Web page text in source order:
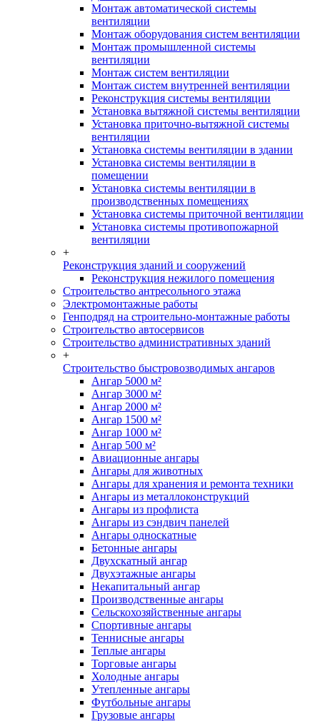
Монтаж автоматической системы
вентиляции
Монтаж оборудования систем вентиляции
Монтаж промышленной системы
вентиляции
Монтаж систем вентиляции
Монтаж систем внутренней вентиляции
Реконструкция системы вентиляции
Установка вытяжной системы вентиляции
Установка приточно-вытяжной системы
вентиляции
Установка системы вентиляции в здании
Установка системы вентиляции в
помещении
Установка системы вентиляции в
производственных помещениях
Установка системы приточной вентиляции
Установка системы противопожарной
вентиляции
+
Реконструкция зданий и сооружений
Реконструкция нежилого помещения
Строительство антресольного этажа
Электромонтажные работы
Генподряд на строительно-монтажные работы
Строительство автосервисов
Строительство административных зданий
+
Строительство быстровозводимых ангаров
Ангар 5000 м²
Ангар 3000 м²
Ангар 2000 м²
Ангар 1500 м²
Ангар 1000 м²
Ангар 500 м²
Авиационные ангары
Ангары для животных
Ангары для хранения и ремонта техники
Ангары из металлоконструкций
Ангары из профлиста
Ангары из сэндвич панелей
Ангары односкатные
Бетонные ангары
Двухскатный ангар
Двухэтажные ангары
Некапитальный ангар
Производственные ангары
Сельскохозяйственные ангары
Спортивные ангары
Теннисные ангары
Теплые ангары
Торговые ангары
Холодные ангары
Утепленные ангары
Футбольные ангары
Грузовые ангары